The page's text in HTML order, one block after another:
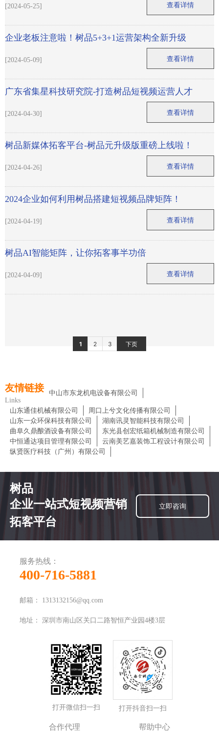
[2024-05-25] 查看详情
企业老板注意啦！树品5+3+1运营架构全新升级
[2024-05-09] 查看详情
广东省集星科技研究院-打造树品短视频运营人才
[2024-04-30] 查看详情
树品新媒体拓客平台-树品元升级版重磅上线啦！
[2024-04-26] 查看详情
2024企业如何利用树品搭建短视频品牌矩阵！
[2024-04-19] 查看详情
树品AI智能矩阵，让你拓客事半功倍
[2024-04-09] 查看详情
1 2 3 下页
友情链接
Links
中山市东龙机电设备有限公司
山东通佳机械有限公司
周口上兮文化传播有限公司
山东一众环保科技有限公司
湖南讯灵智能科技有限公司
曲阜久鼎酿酒设备有限公司
东光县创宏纸箱机械制造有限公司
中恒通达项目管理有限公司
云南美艺嘉装饰工程设计有限公司
纵贤医疗科技（广州）有限公司
树品
企业一站式短视频营销
拓客平台
立即咨询
服务热线：
400-716-5881
邮箱： 1313132156@qq.com
地址： 深圳市南山区关口二路智恒产业园4楼3层
打开微信扫一扫 打开抖音扫一扫
合作代理 帮助中心